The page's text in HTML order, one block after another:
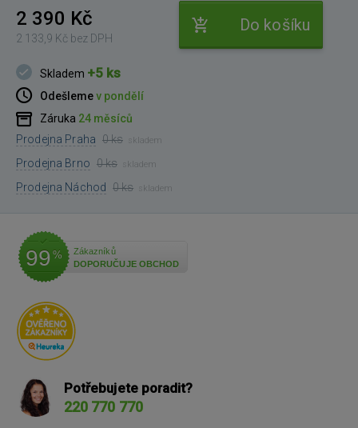
2 390 Kč
2 133,9 Kč bez DPH
Do košíku
Skladem +5 ks
Odešlemev pondělí
Záruka 24 měsíců
Prodejna Praha 0 ks skladem
Prodejna Brno 0 ks skladem
Prodejna Náchod 0 ks skladem
99 %
Zákazníků
DOPORUČUJE OBCHOD
Potřebujete poradit?
220 770 770